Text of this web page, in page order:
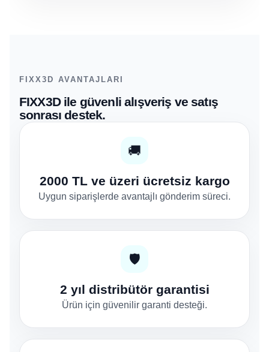
FIXX3D AVANTAJLARI
FIXX3D ile güvenli alışveriş ve satış
sonrası destek.
🚚
2000 TL ve üzeri ücretsiz kargo
Uygun siparişlerde avantajlı gönderim süreci.
🛡️
2 yıl distribütör garantisi
Ürün için güvenilir garanti desteği.